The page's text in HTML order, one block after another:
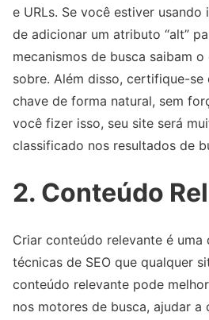
e URLs. Se você estiver
de adicionar um atributo “alt”
mecanismos de busca saibam
sobre. Além disso, certifique-se
chave de forma natural, sem
você fizer isso, seu site será
classificado nos resultados de
2. Conteúdo
Criar conteúdo relevante é uma
técnicas de SEO que qualquer
conteúdo relevante pode
nos motores de busca, ajudar a